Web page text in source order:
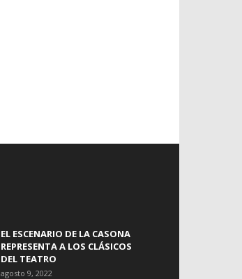
EL ESCENARIO DE LA CASONA
REPRESENTA A LOS CLÁSICOS
DEL TEATRO
agosto 9, 2022